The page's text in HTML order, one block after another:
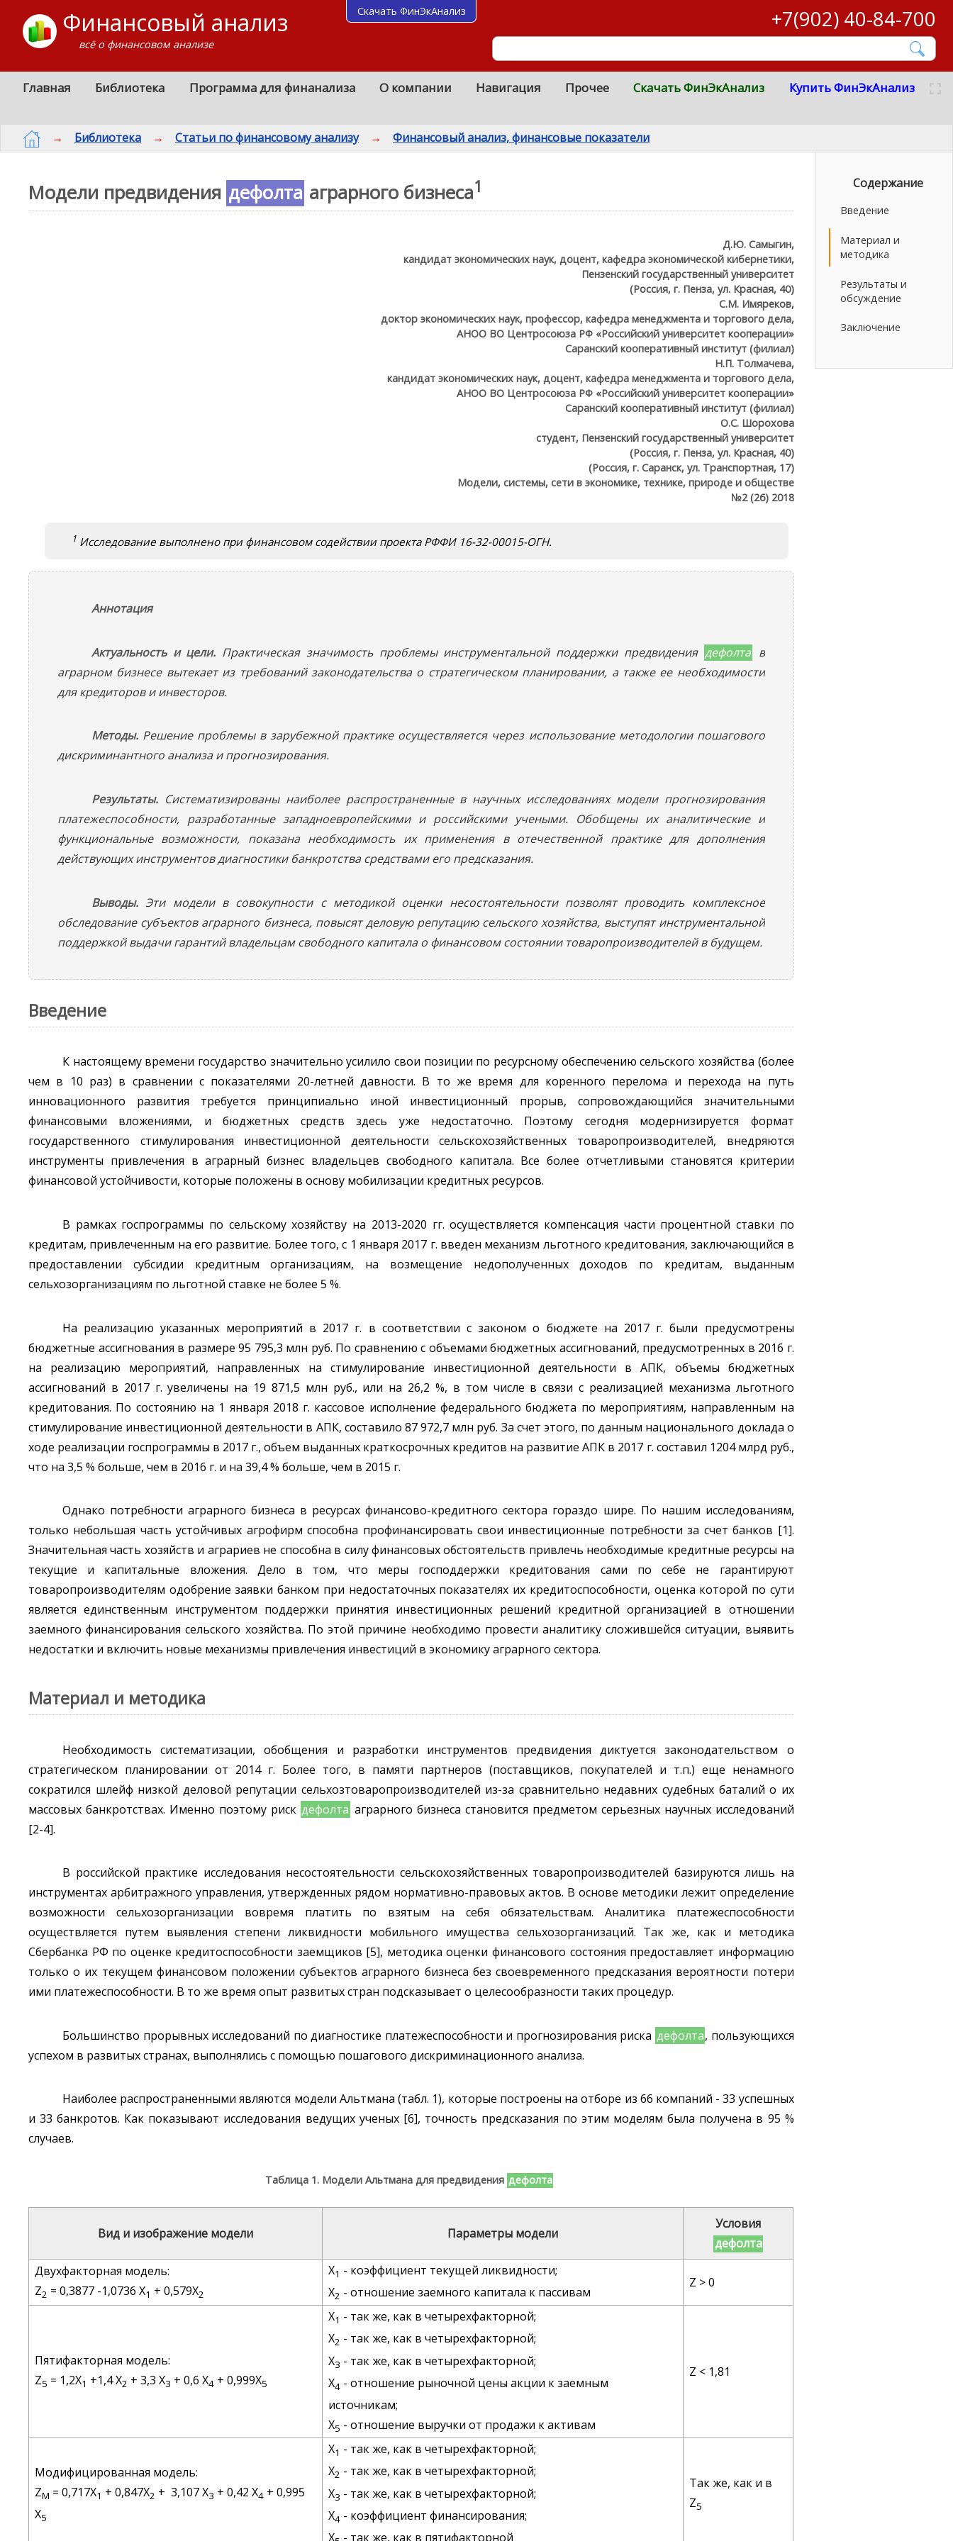
Финансовый анализ
всё о финансовом анализе
+7(902) 40-84-700
Главная Библиотека Программа для финанализа О компании Навигация Прочее Скачать ФинЭкАнализ Купить ФинЭкАнализ
→ Библиотека → Статьи по финансовому анализу → Финансовый анализ, финансовые показатели
Модели предвидения дефолта аграрного бизнеса1
Д.Ю. Самыгин,
кандидат экономических наук, доцент, кафедра экономической кибернетики,
Пензенский государственный университет
(Россия, г. Пенза, ул. Красная, 40)
С.М. Имяреков,
доктор экономических наук, профессор, кафедра менеджмента и торгового дела,
АНОО ВО Центросоюза РФ «Российский университет кооперации»
Саранский кооперативный институт (филиал)
Н.П. Толмачева,
кандидат экономических наук, доцент, кафедра менеджмента и торгового дела,
АНОО ВО Центросоюза РФ «Российский университет кооперации»
Саранский кооперативный институт (филиал)
О.С. Шорохова
студент, Пензенский государственный университет
(Россия, г. Пенза, ул. Красная, 40)
(Россия, г. Саранск, ул. Транспортная, 17)
Модели, системы, сети в экономике, технике, природе и обществе
№2 (26) 2018
1Исследование выполнено при финансовом содействии проекта РФФИ 16-32-00015-ОГН.
Аннотация
Актуальность и цели. Практическая значимость проблемы инструментальной поддержки предвидения дефолта в
аграрном бизнесе вытекает из требований законодательства о стратегическом планировании, а также ее необходимости
для кредиторов и инвесторов.
Методы. Решение проблемы в зарубежной практике осуществляется через использование методологии пошагового
дискриминантного анализа и прогнозирования.
Результаты. Систематизированы наиболее распространенные в научных исследованиях модели прогнозирования
платежеспособности, разработанные западноевропейскими и российскими учеными. Обобщены их аналитические и
функциональные возможности, показана необходимость их применения в отечественной практике для дополнения
действующих инструментов диагностики банкротства средствами его предсказания.
Выводы. Эти модели в совокупности с методикой оценки несостоятельности позволят проводить комплексное
обследование субъектов аграрного бизнеса, повысят деловую репутацию сельского хозяйства, выступят инструментальной
поддержкой выдачи гарантий владельцам свободного капитала о финансовом состоянии товаропроизводителей в будущем.
Введение
К настоящему времени государство значительно усилило свои позиции по ресурсному обеспечению сельского хозяйства (более
чем в 10 раз) в сравнении с показателями 20-летней давности. В то же время для коренного перелома и перехода на путь
инновационного развития требуется принципиально иной инвестиционный прорыв, сопровождающийся значительными
финансовыми вложениями, и бюджетных средств здесь уже недостаточно. Поэтому сегодня модернизируется формат
государственного стимулирования инвестиционной деятельности сельскохозяйственных товаропроизводителей, внедряются
инструменты привлечения в аграрный бизнес владельцев свободного капитала. Все более отчетливыми становятся критерии
финансовой устойчивости, которые положены в основу мобилизации кредитных ресурсов.
В рамках госпрограммы по сельскому хозяйству на 2013-2020 гг. осуществляется компенсация части процентной ставки по
кредитам, привлеченным на его развитие. Более того, с 1 января 2017 г. введен механизм льготного кредитования, заключающийся в
предоставлении субсидии кредитным организациям, на возмещение недополученных доходов по кредитам, выданным
сельхозорганизациям по льготной ставке не более 5 %.
На реализацию указанных мероприятий в 2017 г. в соответствии с законом о бюджете на 2017 г. были предусмотрены
бюджетные ассигнования в размере 95 795,3 млн руб. По сравнению с объемами бюджетных ассигнований, предусмотренных в 2016 г.
на реализацию мероприятий, направленных на стимулирование инвестиционной деятельности в АПК, объемы бюджетных
ассигнований в 2017 г. увеличены на 19 871,5 млн руб., или на 26,2 %, в том числе в связи с реализацией механизма льготного
кредитования. По состоянию на 1 января 2018 г. кассовое исполнение федерального бюджета по мероприятиям, направленным на
стимулирование инвестиционной деятельности в АПК, составило 87 972,7 млн руб. За счет этого, по данным национального доклада о
ходе реализации госпрограммы в 2017 г., объем выданных краткосрочных кредитов на развитие АПК в 2017 г. составил 1204 млрд руб.,
что на 3,5 % больше, чем в 2016 г. и на 39,4 % больше, чем в 2015 г.
Однако потребности аграрного бизнеса в ресурсах финансово-кредитного сектора гораздо шире. По нашим исследованиям,
только небольшая часть устойчивых агрофирм способна профинансировать свои инвестиционные потребности за счет банков [1].
Значительная часть хозяйств и аграриев не способна в силу финансовых обстоятельств привлечь необходимые кредитные ресурсы на
текущие и капитальные вложения. Дело в том, что меры господдержки кредитования сами по себе не гарантируют
товаропроизводителям одобрение заявки банком при недостаточных показателях их кредитоспособности, оценка которой по сути
является единственным инструментом поддержки принятия инвестиционных решений кредитной организацией в отношении
заемного финансирования сельского хозяйства. По этой причине необходимо провести аналитику сложившейся ситуации, выявить
недостатки и включить новые механизмы привлечения инвестиций в экономику аграрного сектора.
Материал и методика
Необходимость систематизации, обобщения и разработки инструментов предвидения диктуется законодательством о
стратегическом планировании от 2014 г. Более того, в памяти партнеров (поставщиков, покупателей и т.п.) еще ненамного
сократился шлейф низкой деловой репутации сельхозтоваропроизводителей из-за сравнительно недавних судебных баталий о их
массовых банкротствах. Именно поэтому риск дефолта аграрного бизнеса становится предметом серьезных научных исследований
[2-4].
В российской практике исследования несостоятельности сельскохозяйственных товаропроизводителей базируются лишь на
инструментах арбитражного управления, утвержденных рядом нормативно-правовых актов. В основе методики лежит определение
возможности сельхозорганизации вовремя платить по взятым на себя обязательствам. Аналитика платежеспособности
осуществляется путем выявления степени ликвидности мобильного имущества сельхозорганизаций. Так же, как и методика
Сбербанка РФ по оценке кредитоспособности заемщиков [5], методика оценки финансового состояния предоставляет информацию
только о их текущем финансовом положении субъектов аграрного бизнеса без своевременного предсказания вероятности потери
ими платежеспособности. В то же время опыт развитых стран подсказывает о целесообразности таких процедур.
Большинство прорывных исследований по диагностике платежеспособности и прогнозирования риска дефолта, пользующихся
успехом в развитых странах, выполнялись с помощью пошагового дискриминационного анализа.
Наиболее распространенными являются модели Альтмана (табл. 1), которые построены на отборе из 66 компаний - 33 успешных
и 33 банкротов. Как показывают исследования ведущих ученых [6], точность предсказания по этим моделям была получена в 95 %
случаев.
Таблица 1. Модели Альтмана для предвидения дефолта
Вид и изображение модели Параметры модели
Условия
дефолта
Двухфакторная модель:
Z2 = 0,3877 -1,0736 Х1 + 0,579Х2
Х1 - коэффициент текущей ликвидности;
Х2 - отношение заемного капитала к пассивам
Z > 0
Пятифакторная модель:
Z5 = 1,2Х1 +1,4 Х2 + 3,3 Х3 + 0,6 Х4 + 0,999Х5
Х1 - так же, как в четырехфакторной;
Х2 - так же, как в четырехфакторной;
Х3 - так же, как в четырехфакторной;
Х4 - отношение рыночной цены акции к заемным
источникам;
Х5 - отношение выручки от продажи к активам
Z < 1,81
Модифицированная модель:
ZM = 0,717Х1 + 0,847Х2 + 3,107 Х3 + 0,42 Х4 + 0,995
Х5
Х1 - так же, как в четырехфакторной;
Х2 - так же, как в четырехфакторной;
Х3 - так же, как в четырехфакторной;
Х4 - коэффициент финансирования;
Х - так же, как в пятифакторной
Так же, как и в
Z5
Содержание
Введение
Материал и
методика
Результаты и
обсуждение
Заключение
Скачать ФинЭкАнализ